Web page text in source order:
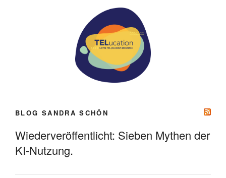
BLOG SANDRA SCHÖN
Wiederveröffentlicht: Sieben Mythen der
KI-Nutzung.